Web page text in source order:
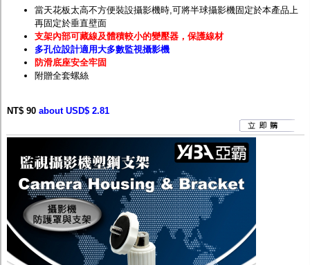
分配放大器
網路線用水晶頭
網路線
懶人線.同軸線.花線
線頭.插座.延長線.HDMI線
集線盒.防水盒.配線盒
偽裝嚇阻假監視器. 警示防盜貼紙
電腦工業機殼
當天花板太高不方便裝設攝影機時,可將半球攝影機固定於本產品上
再固定於垂直壁面
支架內部可藏線及體積較小的變壓器，保護線材
多孔位設計適用大多數監視攝影機
防滑底座安全牢固
附贈全套螺絲
NT$ 90 about USD$ 2.81